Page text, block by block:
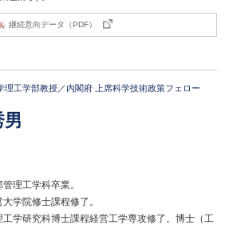
継続意向データ（PDF）
理工学部教授／内閣府 上席科学技術政策フェロー
理工学科卒業。
学院修士課程修了。
学研究科博士課程経営工学専攻修了。博士（工